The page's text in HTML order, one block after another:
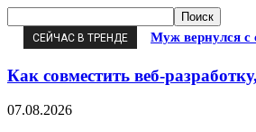
СЕЙЧАС В ТРЕНДЕ Муж вернулся с
Как совместить веб-
07.08.2026